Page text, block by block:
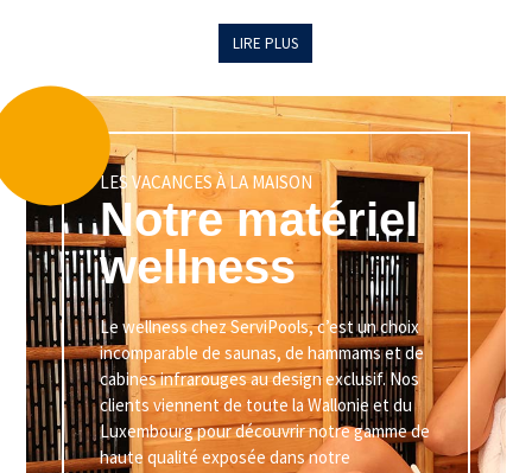
LIRE PLUS
LES VACANCES À LA MAISON
Notre matériel
wellness
Le wellness chez ServiPools, c’est un choix
incomparable de saunas, de hammams et de
cabines infrarouges au design exclusif. Nos
clients viennent de toute la Wallonie et du
Luxembourg pour découvrir notre gamme de
haute qualité exposée dans notre